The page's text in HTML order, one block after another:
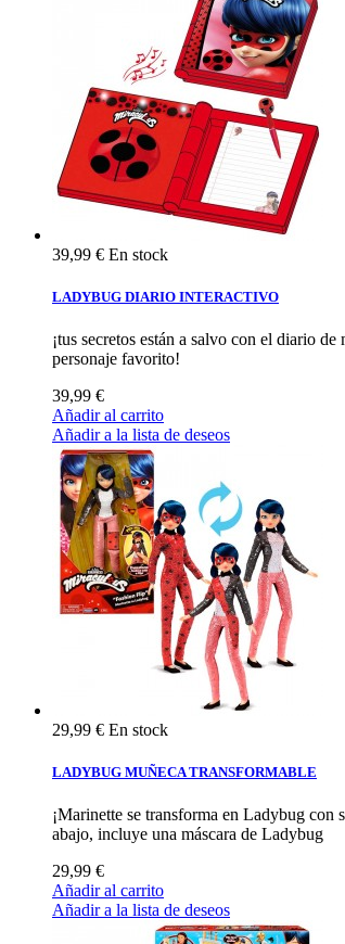
39,99 € En stock
LADYBUG DIARIO INTERACTIVO
¡tus secretos están a salvo con el diario
personaje favorito!
39,99 €
Añadir al carrito
Añadir a la lista de deseos
29,99 € En stock
LADYBUG MUÑECA TRANSFORMABLE
¡Marinette se transforma en Ladybug con
abajo, incluye una máscara de Ladybug
29,99 €
Añadir al carrito
Añadir a la lista de deseos